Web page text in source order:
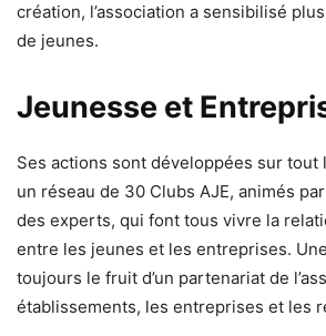
création, l’association a sensibilisé
de jeunes.
Jeunesse et
Ses actions sont développées sur
un réseau de 30 Clubs AJE, animés
des experts, qui font tous vivre la
entre les jeunes et les entreprises.
toujours le fruit d’un partenariat de
établissements, les entreprises et les